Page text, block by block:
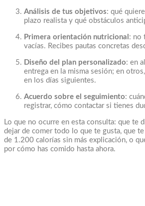
Análisis de tus objetivos: qué
plazo realista y qué obstáculos
Primera orientación nutricional : no
vacías. Recibes pautas concretas
Diseño del plan personalizado: en
entrega en la misma sesión; en
en los días siguientes.
Acuerdo sobre el seguimiento:
registrar, cómo contactar si tienes
Lo que no ocurre en esta consulta: que te
dejar de comer todo lo que te gusta, que
de 1.200 calorías sin más explicación, o
por cómo has comido hasta ahora.